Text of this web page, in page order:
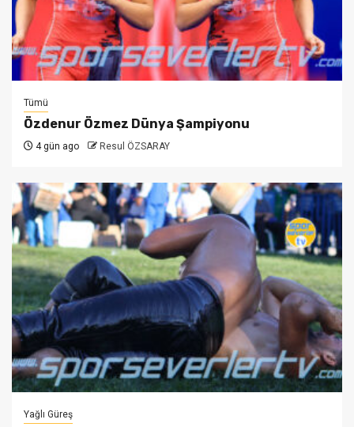
Tümü
Özdenur Özmez Dünya Şampiyonu
4 gün ago Resul ÖZSARAY
Yağlı Güreş